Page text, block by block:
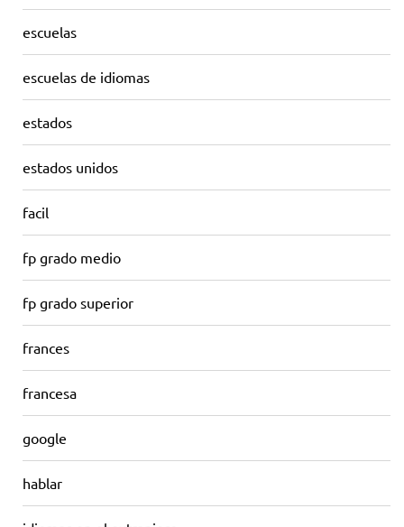
escuelas
escuelas de idiomas
estados
estados unidos
facil
fp grado medio
fp grado superior
frances
francesa
google
hablar